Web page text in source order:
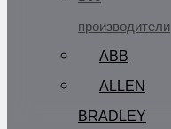
производители
ABB
ALLEN
BRADLEY